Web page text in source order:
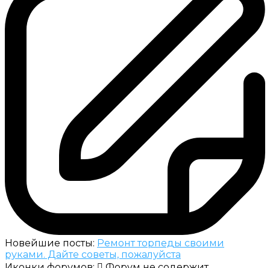
Новейшие посты: Ремонт торпеды своими
руками. Дайте советы, пожалуйста